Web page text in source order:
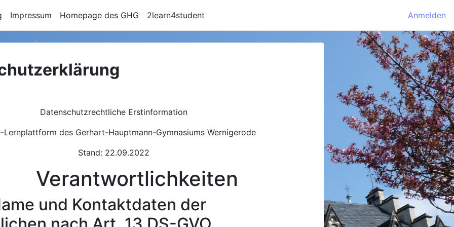
Impressum Homepage des GHG 2learn4student Anmelden
Datenschutzrechtliche Erstinformation
Lernplattform des Gerhart-Hauptmann-Gymnasiums Wernigerode
Stand: 22.09.2022
und Kontaktdaten der